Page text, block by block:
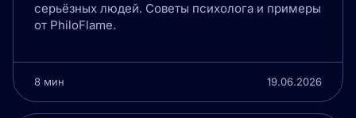
серьёзных людей. Советы психолога и примеры
от PhiloFlame.
8 мин 19.06.2026